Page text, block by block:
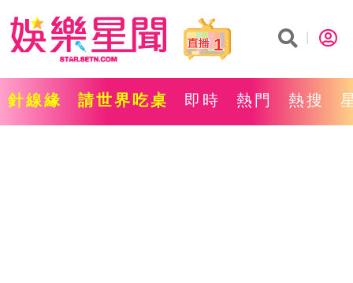
1
針線緣 請世界吃桌 即時 熱門 熱搜